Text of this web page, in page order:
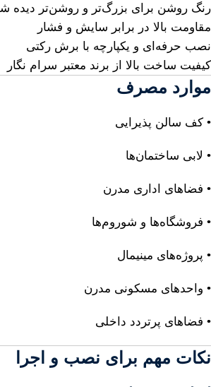
رنگ روشن برای بزرگ‌تر و روشن‌تر دیده
مقاومت بالا در برابر سایش و فشار
نصب حرفه‌ای و یکپارچه با برش رکتی
کیفیت ساخت بالا از برند معتبر سرام نگار
موارد مصرف
• کف سالن پذیرایی
• لابی ساختمان‌ها
• فضاهای اداری مدرن
• فروشگاه‌ها و شوروم‌ها
• پروژه‌های مینیمال
• واحدهای مسکونی مدرن
• فضاهای پرتردد داخلی
نکات مهم برای نصب و اجرا